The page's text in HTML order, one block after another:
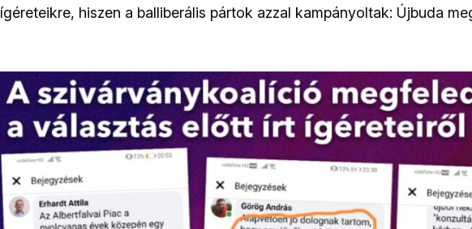
ígéreteikre, hiszen a balliberális pártok azzal kampányoltak: Újbuda